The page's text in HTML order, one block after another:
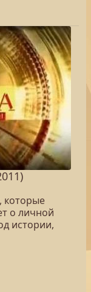
которые
о личной
истории,